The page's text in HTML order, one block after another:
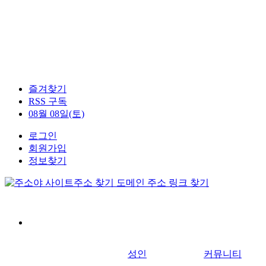
즐겨찾기
RSS 구독
08월 08일(토)
로그인
회원가입
정보찾기
성인 커뮤니티